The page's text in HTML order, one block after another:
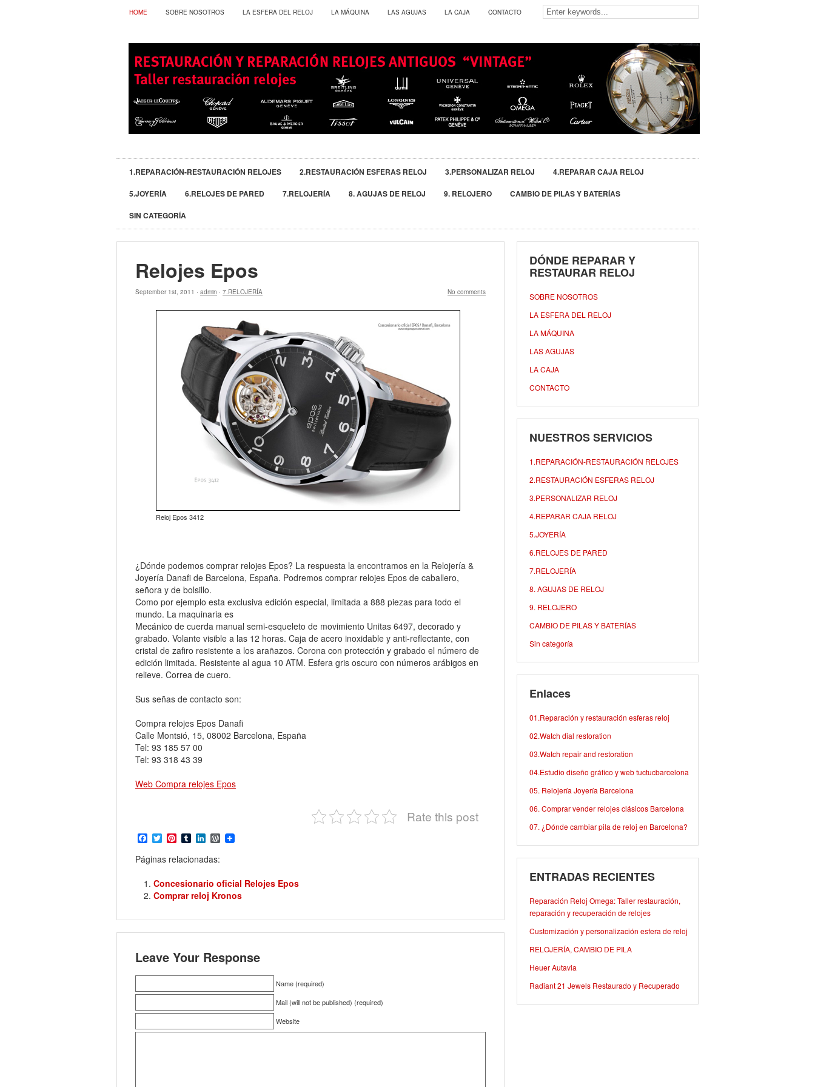
HOME SOBRE NOSOTROS LA ESFERA DEL RELOJ LA MÁQUINA LAS AGUJAS LA CAJA CONTACTO
1.REPARACIÓN-RESTAURACIÓN RELOJES 2.RESTAURACIÓN ESFERAS RELOJ 3.PERSONALIZAR RELOJ
4.REPARAR CAJA RELOJ
5.JOYERÍA
6.RELOJES DE PARED 7.RELOJERÍA 8. AGUJAS DE RELOJ 9. RELOJERO
CAMBIO DE PILAS Y BATERÍAS
SIN CATEGORÍA
Relojes Epos
September 1st, 2011 · admin · 7.RELOJERÍA No comments
Reloj Epos 3412
¿Dónde podemos comprar relojes Epos? La respuesta la encontramos en la Relojería &
Joyería Danafi de Barcelona, España. Podremos comprar relojes Epos de caballero,
señora y de bolsillo.
Como por ejemplo esta exclusiva edición especial, limitada a 888 piezas para todo el
mundo. La maquinaria es
Mecánico de cuerda manual semi-esqueleto de movimiento Unitas 6497, decorado y
grabado. Volante visible a las 12 horas. Caja de acero inoxidable y anti-reflectante, con
cristal de zafiro resistente a los arañazos. Corona con protección y grabado el número de
edición limitada. Resistente al agua 10 ATM. Esfera gris oscuro con números arábigos en
relieve. Correa de cuero.
Sus señas de contacto son:
Compra relojes Epos Danafi
Calle Montsió, 15, 08002 Barcelona, España
Tel: 93 185 57 00
Tel: 93 318 43 39
Web Compra relojes Epos
Rate this post
Facebook
TwitterPinterest
TumblrLinkedInWordPress
Páginas relacionadas:
Concesionario oficial Relojes Epos
Comprar reloj Kronos
Leave Your Response
Name (required)
Mail (will not be published) (required)
Website
DÓNDE REPARAR Y
RESTAURAR RELOJ
SOBRE NOSOTROS
LA ESFERA DEL RELOJ
LA MÁQUINA
LAS AGUJAS
LA CAJA
CONTACTO
NUESTROS SERVICIOS
1.REPARACIÓN-RESTAURACIÓN RELOJES
2.RESTAURACIÓN ESFERAS RELOJ
3.PERSONALIZAR RELOJ
4.REPARAR CAJA RELOJ
5.JOYERÍA
6.RELOJES DE PARED
7.RELOJERÍA
8. AGUJAS DE RELOJ
9. RELOJERO
CAMBIO DE PILAS Y BATERÍAS
Sin categoría
Enlaces
01.Reparación y restauración esferas reloj
02.Watch dial restoration
03.Watch repair and restoration
04.Estudio diseño gráfico y web tuctucbarcelona
05. Relojería Joyería Barcelona
06. Comprar vender relojes clásicos Barcelona
07. ¿Dónde cambiar pila de reloj en Barcelona?
ENTRADAS RECIENTES
Reparación Reloj Omega: Taller restauración,
reparación y recuperación de relojes
Customización y personalización esfera de reloj
RELOJERÍA, CAMBIO DE PILA
Heuer Autavia
Radiant 21 Jewels Restaurado y Recuperado